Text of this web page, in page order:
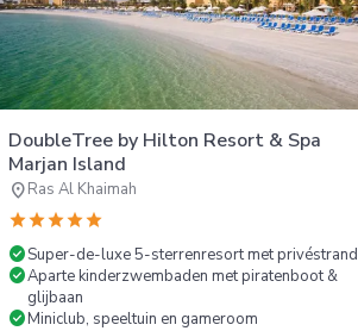
DoubleTree by Hilton Resort & Spa
Marjan Island
location_onRas Al Khaimah
starstarstarstarstar
check_circleSuper-de-luxe 5-sterrenresort met privéstrand
check_circleAparte kinderzwembaden met piratenboot &
glijbaan
check_circleMiniclub, speeltuin en gameroom